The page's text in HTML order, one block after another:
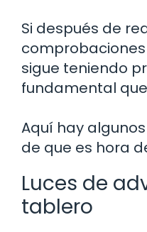
Si después de
sigue teniendo
fundamental
Aquí hay
de que es hora
Luces de
tablero